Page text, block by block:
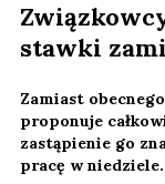
stawki
Zamiast
proponuje
zastąpienie go
pracę w niedziele.